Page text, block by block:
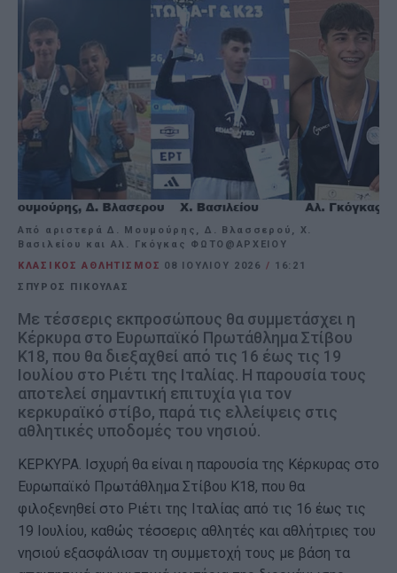
Από αριστερά Δ. Μουμούρης, Δ. Βλασσερού, Χ.
Βασιλείου και Αλ. Γκόγκας ΦΩΤΟ@ΑΡΧΕΙΟΥ
ΚΛΑΣΙΚΟΣ ΑΘΛΗΤΙΣΜΟΣ 08 ΙΟΥΛΊΟΥ 2026 / 16:21
ΣΠΥΡΟΣ ΠΙΚΟΥΛΑΣ
Με τέσσερις εκπροσώπους θα συμμετάσχει η
Κέρκυρα στο Ευρωπαϊκό Πρωτάθλημα Στίβου
Κ18, που θα διεξαχθεί από τις 16 έως τις 19
Ιουλίου στο Ριέτι της Ιταλίας. Η παρουσία τους
αποτελεί σημαντική επιτυχία για τον
κερκυραϊκό στίβο, παρά τις ελλείψεις στις
αθλητικές υποδομές του νησιού.
ΚΕΡΚΥΡΑ. Ισχυρή θα είναι η παρουσία της Κέρκυρας στο
Ευρωπαϊκό Πρωτάθλημα Στίβου Κ18, που θα
φιλοξενηθεί στο Ριέτι της Ιταλίας από τις 16 έως τις
19 Ιουλίου, καθώς τέσσερις αθλητές και αθλήτριες του
νησιού εξασφάλισαν τη συμμετοχή τους με βάση τα